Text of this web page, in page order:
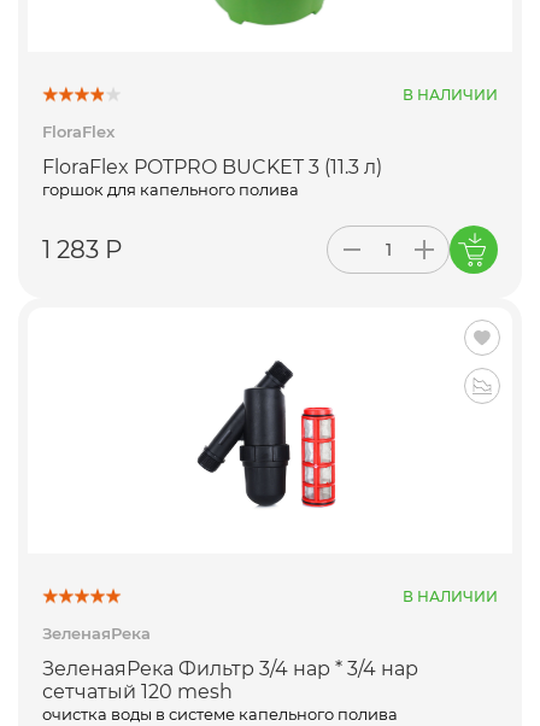
В НАЛИЧИИ
FloraFlex
FloraFlex POTPRO BUCKET 3 (11.3 л)
горшок для капельного полива
1 283 Р
В НАЛИЧИИ
ЗеленаяРека
ЗеленаяРека Фильтр 3/4 нар * 3/4 нар
сетчатый 120 mesh
очистка воды в системе капельного полива